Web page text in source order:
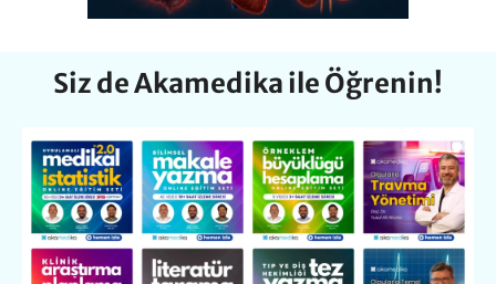
Siz de Akamedika ile Öğrenin!